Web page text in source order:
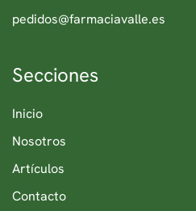
pedidos@farmaciavalle.es
Secciones
Inicio
Nosotros
Artículos
Contacto